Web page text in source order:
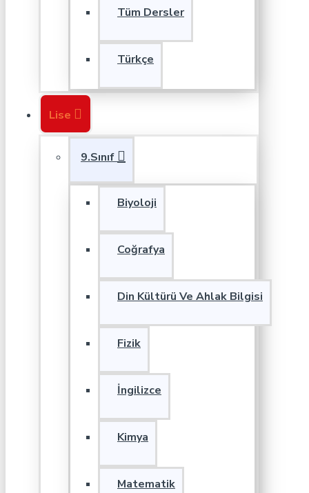
Tüm Dersler
Türkçe
Lise
9.Sınıf
Biyoloji
Coğrafya
Din Kültürü Ve Ahlak Bilgisi
Fizik
İngilizce
Kimya
Matematik